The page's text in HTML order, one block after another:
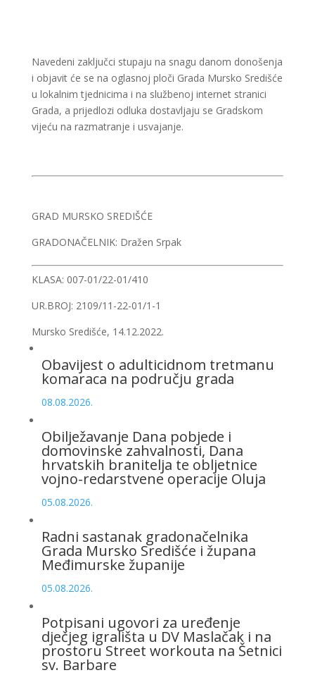
Navedeni zaključci stupaju na snagu danom donošenja
i objavit će se na oglasnoj ploči Grada Mursko Središće
u lokalnim tjednicima i na službenoj internet stranici
Grada, a prijedlozi odluka dostavljaju se Gradskom
vijeću na razmatranje i usvajanje.
GRAD MURSKO SREDIŠĆE
GRADONAČELNIK: Dražen Srpak
KLASA: 007-01/22-01/410
UR.BROJ: 2109/11-22-01/1-1
Mursko Središće, 14.12.2022.
Obavijest o adulticidnom tretmanu
komaraca na području grada
08.08.2026.
Obilježavanje Dana pobjede i
domovinske zahvalnosti, Dana
hrvatskih branitelja te obljetnice
vojno-redarstvene operacije Oluja
05.08.2026.
Radni sastanak gradonačelnika
Grada Mursko Središće i župana
Međimurske županije
05.08.2026.
Potpisani ugovori za uređenje
dječjeg igrališta u DV Maslačak i na
prostoru Street workouta na Šetnici
sv. Barbare